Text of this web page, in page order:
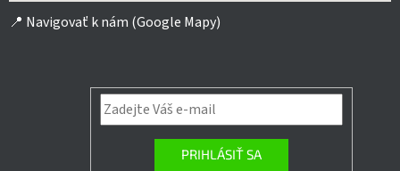
📍 Navigovať k nám (Google Mapy)
PRIHLÁSIŤ SA